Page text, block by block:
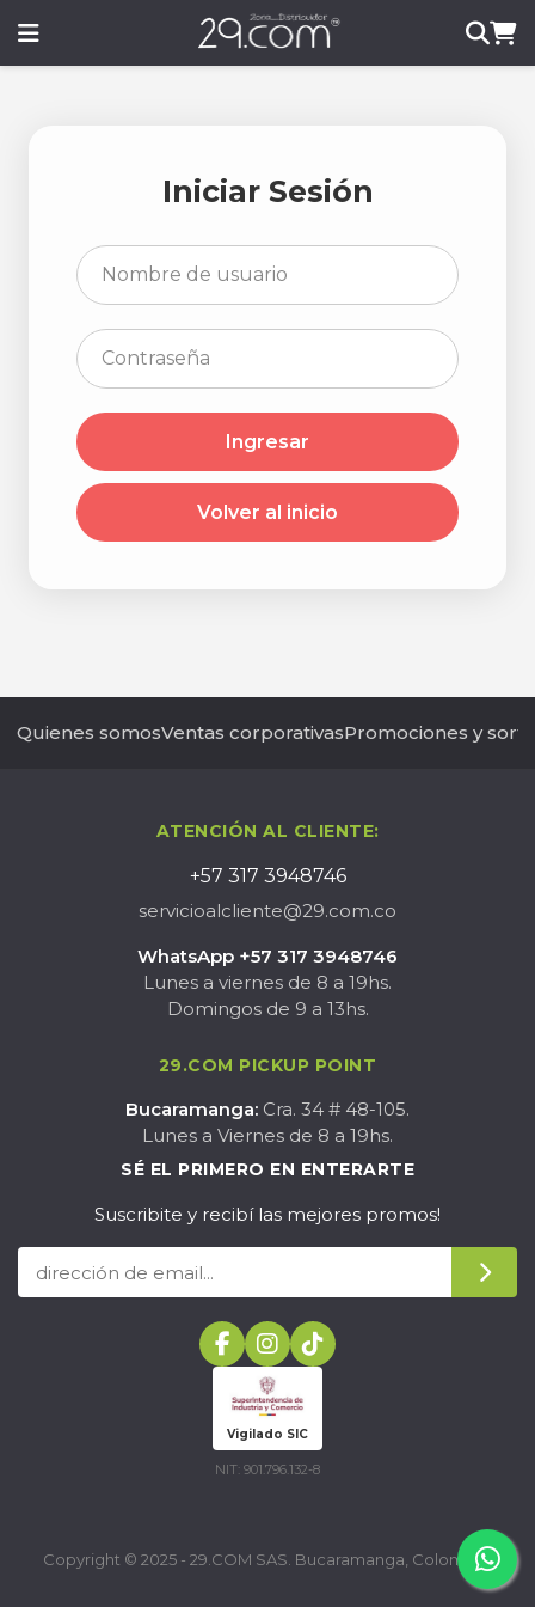
Iniciar Sesión
Ingresar
Volver al inicio
Quienes somosVentas corporativasPromociones y
ATENCIÓN AL CLIENTE:
+57 317 3948746
servicioalcliente@29.com.co
WhatsApp +57 317 3948746
Lunes a viernes de 8 a 19hs.
Domingos de 9 a 13hs.
29.COM PICKUP POINT
Bucaramanga: Cra. 34 # 48-105.
Lunes a Viernes de 8 a 19hs.
SÉ EL PRIMERO EN ENTERARTE
Suscribite y recibí las mejores promos!
Vigilado SIC
NIT: 901.796.132-8
Copyright © 2025 - 29.COM SAS. Bucaramanga, Colombia.